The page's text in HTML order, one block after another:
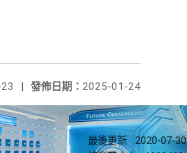
發佈日期： 2025-01-24
|
最後更新
2020-07-30